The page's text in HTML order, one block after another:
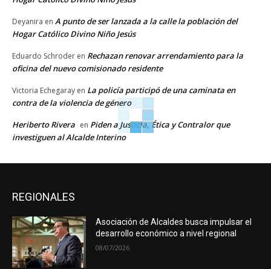
Deyanira en A punto de ser lanzada a la calle la población del
Hogar Católico Divino Niño Jesús
Eduardo Schroder en Rechazan renovar arrendamiento para la
oficina del nuevo comisionado residente
Victoria Echegaray en La policía participó de una caminata en
contra de la violencia de género
Heriberto Rivera en Piden a Justicia, Ética y Contralor que
investiguen al Alcalde Interino
REGIONALES
Asociación de Alcaldes busca impulsar el
desarrollo económico a nivel regional
08/07/2026